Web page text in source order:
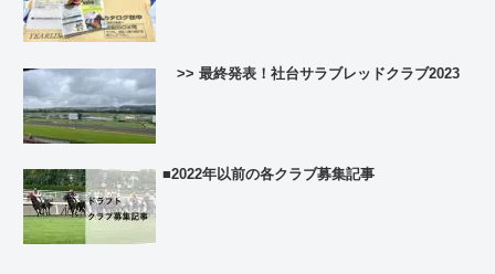
>> 最終発表！社台サラブレッドクラブ2023
■2022年以前の各クラブ募集記事